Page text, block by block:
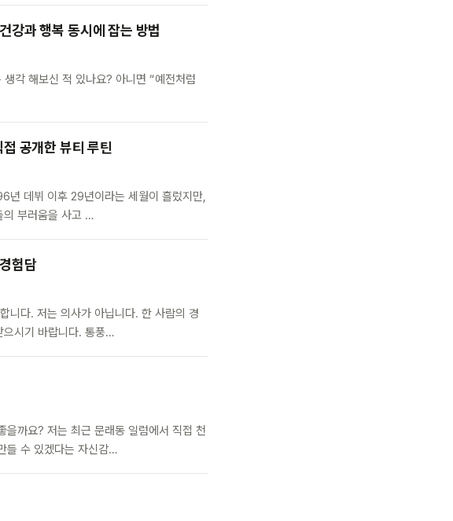
강과 행복 동시에 잡는 방법
각 해보신 적 있나요? 아니면 “예전처럼
공개한 뷰티 루틴
년 데뷔 이후 29년이라는 세월이 흘렀지만,
의 부러움을 사고 …
험담
니다. 저는 의사가 아닙니다. 한 사람의 경
으시기 바랍니다. 통풍…
을까요? 저는 최근 문래동 일럼에서 직접 천
들 수 있겠다는 자신감…